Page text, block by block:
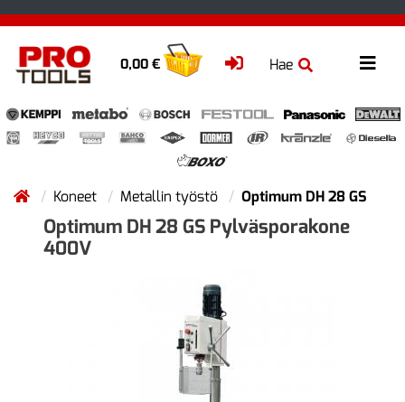
Hae
0,00 €
Koneet Metallin työstö Optimum DH 28 GS
Optimum DH 28 GS Pylväsporakone
400V